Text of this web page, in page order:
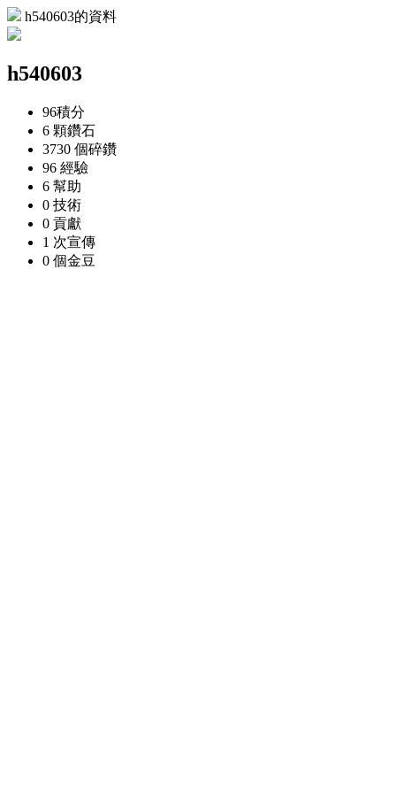
h540603的資料
h540603
96積分
6 顆鑽石
3730 個碎鑽
96 經驗
6 幫助
0 技術
0 貢獻
1 次宣傳
0 個金豆